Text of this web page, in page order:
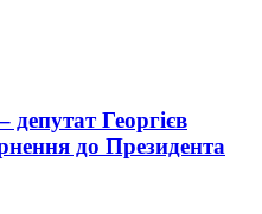
Георгієв
до Президента